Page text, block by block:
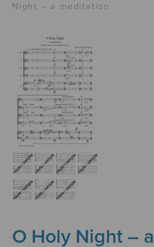
Night – a meditation
O Holy Night – a